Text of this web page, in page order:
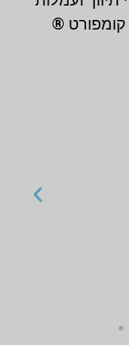
קומפורט ®